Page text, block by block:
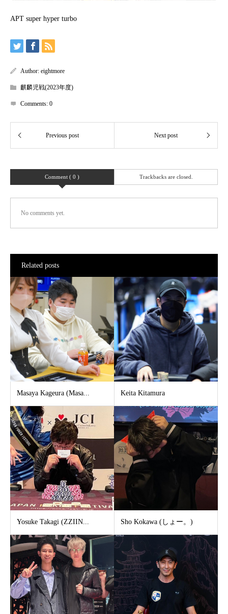
APT super hyper turbo
Author: eightmore
麒麟児戦(2023年度)
Comments: 0
Comment ( 0 ) Trackbacks are closed.
No comments yet.
Related posts
Masaya Kageura (Masa... Keita Kitamura
Yosuke Takagi (ZZIIN... Sho Kokawa (しょー。)